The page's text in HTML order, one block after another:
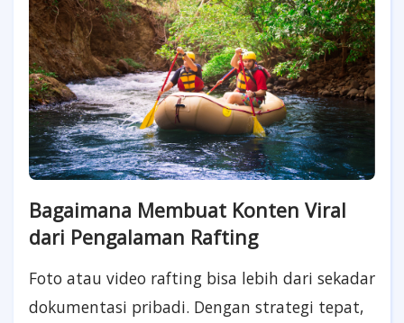
Bagaimana Membuat Konten Viral
dari Pengalaman Rafting
Foto atau video rafting bisa lebih dari sekadar
dokumentasi pribadi. Dengan strategi tepat,